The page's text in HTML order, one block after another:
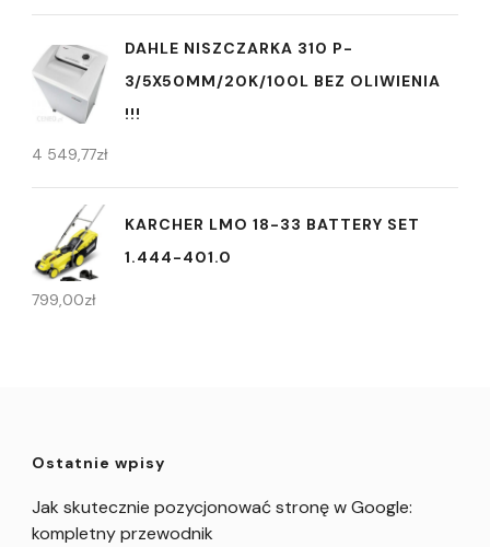
DAHLE NISZCZARKA 310 P-
3/5X50MM/20K/100L BEZ OLIWIENIA
!!!
4 549,77zł
KARCHER LMO 18-33 BATTERY SET
1.444-401.0
799,00zł
Ostatnie wpisy
Jak skutecznie pozycjonować stronę w Google:
kompletny przewodnik